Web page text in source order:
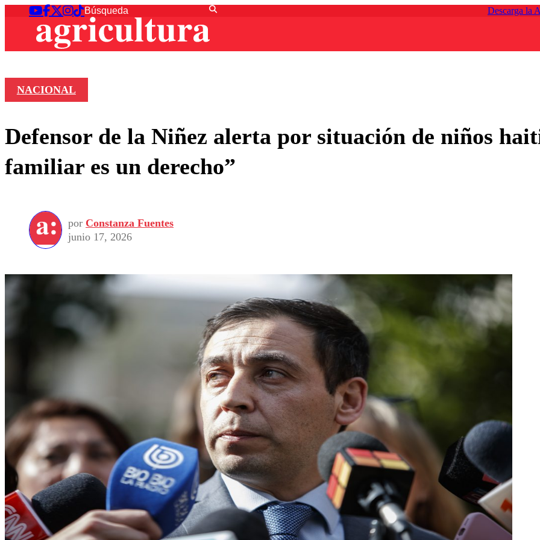
Descarga la
NACIONAL
Defensor de la Niñez alerta por situación de niños
familiar es un derecho”
por Constanza Fuentes
junio 17, 2026